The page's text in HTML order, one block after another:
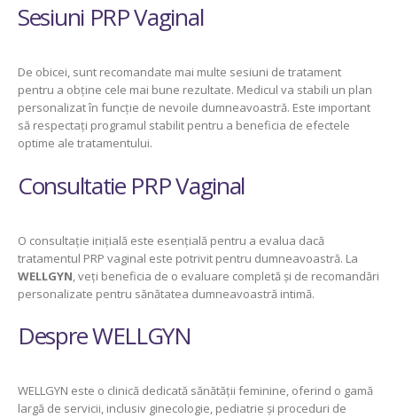
Sesiuni PRP Vaginal
De obicei, sunt recomandate mai multe sesiuni de tratament
pentru a obține cele mai bune rezultate. Medicul va stabili un plan
personalizat în funcție de nevoile dumneavoastră. Este important
să respectați programul stabilit pentru a beneficia de efectele
optime ale tratamentului.
Consultatie PRP Vaginal
O consultație inițială este esențială pentru a evalua dacă
tratamentul PRP vaginal este potrivit pentru dumneavoastră. La
WELLGYN , veți beneficia de o evaluare completă și de recomandări
personalizate pentru sănătatea dumneavoastră intimă.
Despre WELLGYN
WELLGYN este o clinică dedicată sănătății feminine, oferind o gamă
largă de servicii, inclusiv ginecologie, pediatrie și proceduri de